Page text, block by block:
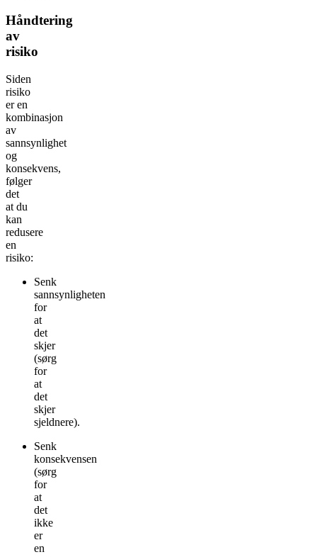
Håndtering
av
risiko
Siden
risiko
er en
kombinasjon
av
sannsynlighet
og
konsekvens,
følger
det
at du
kan
redusere
en
risiko:
Senk
sannsynligheten
for
at
det
skjer
(sørg
for
at
det
skjer
sjeldnere).
Senk
konsekvensen
(sørg
for
at
det
ikke
er
en